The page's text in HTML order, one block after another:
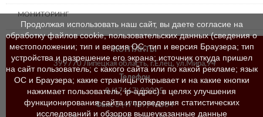
МОНИТОРИНГ
КОНТАКТЫ
399770 Липецкая область, г.Елец, ул.Мира,94
Телефон
8 (47467) 23205
Факс8 (47467) 46384
Продолжая использовать наш сайт, вы даете согласие на
обработку файлов cookie, пользовательских данных (сведения о
местоположении; тип и версия ОС; тип и версия Браузера; тип
устройства и разрешение его экрана; источник откуда пришел
на сайт пользователь; с какого сайта или по какой рекламе; язык
ОС и Браузера; какие страницы открывает и на какие кнопки
нажимает пользователь; ip-адрес) в целях улучшения
функционирования сайта и проведения статистических
исследований и обзоров вышеуказанные данные